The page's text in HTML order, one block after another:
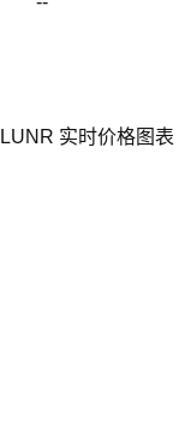
LUNR 实时价格图表